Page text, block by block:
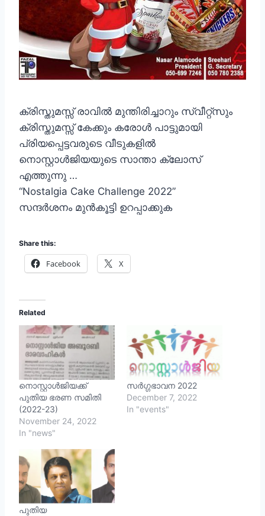
ക്രിസ്തുമസ്സ്‌ രാവിൽ മുന്തിരിച്ചാറും സ്വീറ്റ്സും
ക്രിസ്തുമസ്സ്‌ കേക്കും കരോൾ പാട്ടുമായി
പ്രിയപ്പെട്ടവരുടെ വീടുകളിൽ
നൊസ്റ്റാൾജിയയുടെ സാന്താ ക്ലോസ്
എത്തുന്നു …
“Nostalgia Cake Challenge 2022”
സന്ദർശനം മുൻകൂട്ടി ഉറപ്പാക്കുക
Share this:
Facebook X
Related
നൊസ്റ്റാൾജിയക്ക്‌
പുതിയ ഭരണ സമിതി
(2022-23)
November 24, 2022
In "news"
സർഗ്ഗഭാവന 2022
December 7, 2022
In "events"
പുതിയ